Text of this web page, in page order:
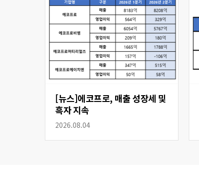
[뉴스]에코프로, 매출 성장세 및
흑자 지속
2026.08.04